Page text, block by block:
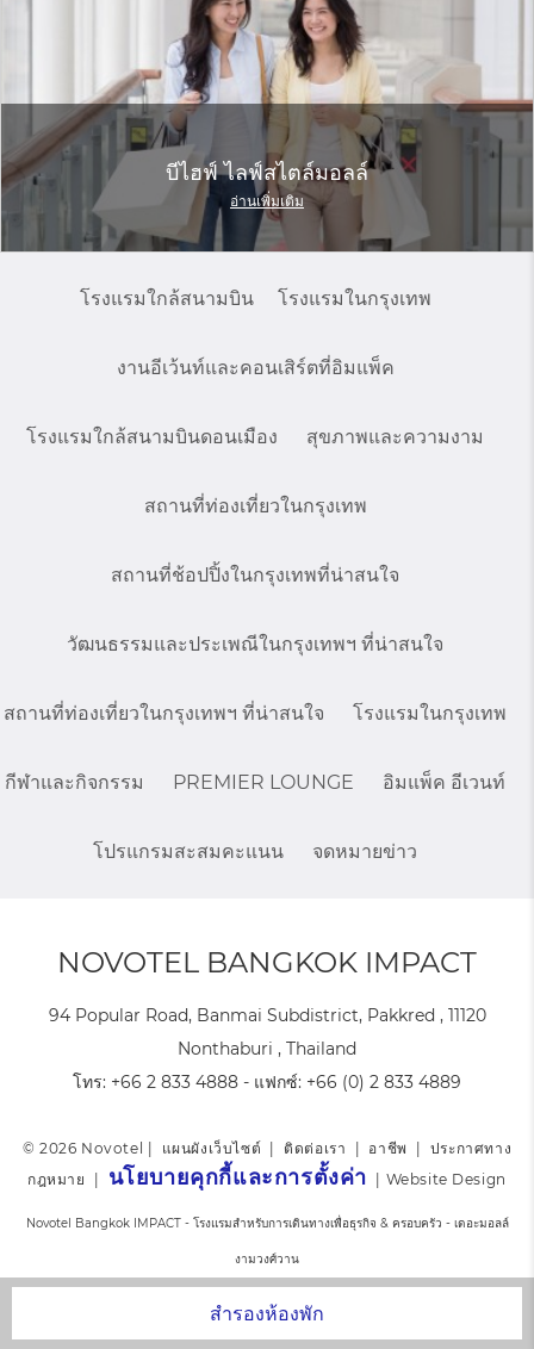
บีไฮฟ์ ไลฟ์สไตล์มอลล์
อ่านเพิ่มเติม
โรงแรมใกล้สนามบิน โรงแรมในกรุงเทพ
งานอีเว้นท์และคอนเสิร์ตที่อิมแพ็ค
โรงแรมใกล้สนามบินดอนเมือง สุขภาพและความงาม
สถานที่ท่องเที่ยวในกรุงเทพ
สถานที่ช้อปปิ้งในกรุงเทพที่น่าสนใจ
วัฒนธรรมและประเพณีในกรุงเทพฯ ที่น่าสนใจ
สถานที่ท่องเที่ยวในกรุงเทพฯ ที่น่าสนใจ โรงแรมในกรุงเทพ
กีฬาและกิจกรรม PREMIER LOUNGE อิมแพ็ค อีเวนท์
โปรแกรมสะสมคะแนน จดหมายข่าว
NOVOTEL BANGKOK IMPACT
94 Popular Road, Banmai Subdistrict, Pakkred , 11120
Nonthaburi , Thailand
โทร: +66 2 833 4888 - แฟกซ์: +66 (0) 2 833 4889
© 2026 Novotel | แผนผังเว็บไซต์ ติดต่อเรา อาชีพ
ประกาศทาง
กฎหมาย
นโยบายคุกกี้และการตั้งค่า Website Design
Novotel Bangkok IMPACT - โรงแรมสำหรับการเดินทางเพื่อธุรกิจ & ครอบครัว - เดอะมอลล์
งามวงศ์วาน
สำรองห้องพัก